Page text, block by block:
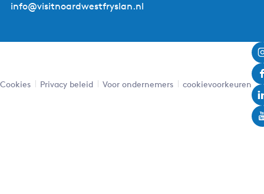
info@visitnoardwestfryslan.nl
Cookies Privacy beleid Voor ondernemers cookievoorkeuren